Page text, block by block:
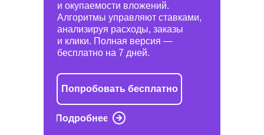
и окупаемости вложений.
Алгоритмы управляют ставками,
анализируя расходы, заказы
и клики. Полная версия —
бесплатно на 7 дней.
Попробовать бесплатно
Подробнее